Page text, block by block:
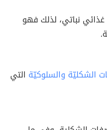
نباتي، لذلك فهو
الشكليّة والسلوكيّة التي